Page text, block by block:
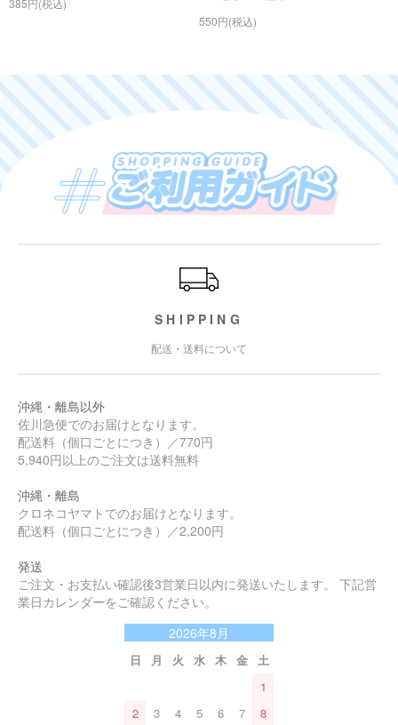
550円(税込)
SHIPPING
配送・送料について
沖縄・離島以外
佐川急便でのお届けとなります。
配送料（個口ごとにつき）／770円
5,940円以上のご注文は送料無料
沖縄・離島
クロネコヤマトでのお届けとなります。
配送料（個口ごとにつき）／2,200円
発送
ご注文・お支払い確認後3営業日以内に発送いたします。 下記営
業日カレンダーをご確認ください。
2026年8月
日 月 火 水 木 金
土
1
2
3 4 5 6 7 8